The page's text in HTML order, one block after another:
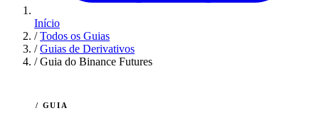
Início
/ Todos os Guias
/ Guias de Derivativos
/ Guia do Binance Futures
/ GUIA